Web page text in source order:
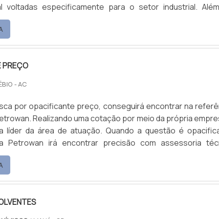
voltadas especificamente para o setor industrial.
tinta, essas empresas desenvolvem outros
ao segmento, como: Aceleradores;
Decapante, desengraxantes e fosfatizante;
PREÇO
- AC
por opacificante preço, conseguirá encontrar na
Realizando uma cotação por meio da própria
líder da área de atuação. Quando a questão é
Petrowan irá encontrar precisão com assessoria
POUCO MAIS SOBRE OPACIFICANTE PREÇO A Petrowan
produzir uma estrutura com escritório de alta qualidade
as atividades e estrutura suficiente para atender
eficientes de uma empresa demonstrar
em sua área de atuação. A Petrowan se